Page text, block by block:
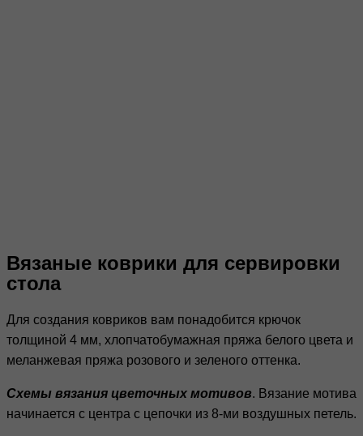
Вязаные коврики для сервировки
стола
Для создания ковриков вам понадобится крючок
толщиной 4 мм, хлопчатобумажная пряжа белого цвета и
меланжевая пряжа розового и зеленого оттенка.
Схемы вязания цветочных мотивов. Вязание мотива
начинается с центра с цепочки из 8-ми воздушных петель.